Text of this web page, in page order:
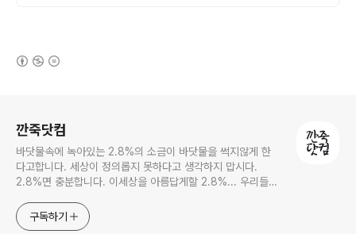
깐죽닷컴
바닷물속에 녹아있는 2.8%의 소금이 바닷물을 썩지않게 한
다고합니다. 세상이 정의롭지 못하다고 생각하지 맙시다.
2.8%면 충분합니다. 이세상을 아름답게할 2.8%... 우리들의
구독하기